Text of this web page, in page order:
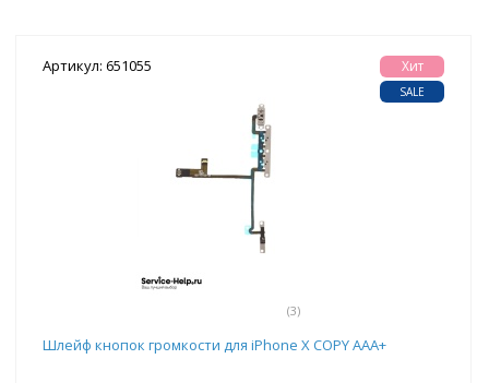
Артикул: 651055
(3)
Хит
SALE
Шлейф кнопок громкости для iPhone X COPY AAA+